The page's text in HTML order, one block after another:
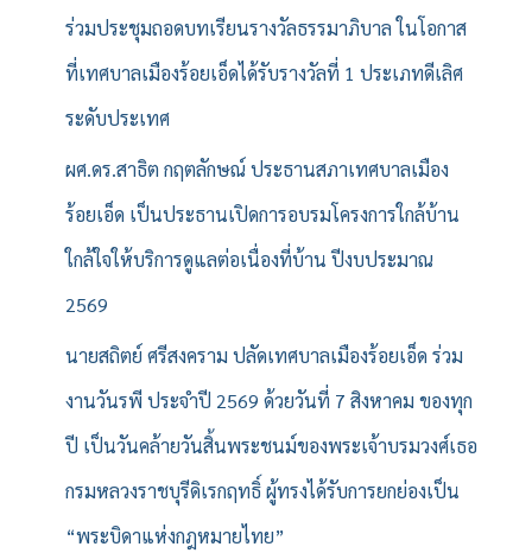
ร่วมประชุมถอดบทเรียนรางวัลธรรมาภิบาล ในโอกาส
ที่เทศบาลเมืองร้อยเอ็ดได้รับรางวัลที่ 1 ประเภทดีเลิศ
ระดับประเทศ
ผศ.ดร.สาธิต กฤตลักษณ์ ประธานสภาเทศบาลเมือง
ร้อยเอ็ด เป็นประธานเปิดการอบรมโครงการใกล้บ้าน
ใกล้ใจให้บริการดูแลต่อเนื่องที่บ้าน ปีงบประมาณ
2569
นายสถิตย์ ศรีสงคราม ปลัดเทศบาลเมืองร้อยเอ็ด ร่วม
งานวันรพี ประจำปี 2569 ด้วยวันที่ 7 สิงหาคม ของทุก
ปี เป็นวันคล้ายวันสิ้นพระชนม์ของพระเจ้าบรมวงศ์เธอ
กรมหลวงราชบุรีดิเรกฤทธิ์ ผู้ทรงได้รับการยกย่องเป็น
“พระบิดาแห่งกฎหมายไทย”